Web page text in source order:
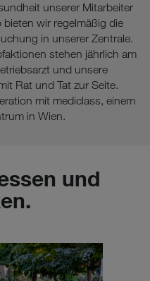
unserer Mitarbeiter
wir regelmäßig die
in unserer Zentrale.
stehen jährlich am
und unsere
Rat und Tat zur Seite.
mit mediclass, einem
in Wien.
und